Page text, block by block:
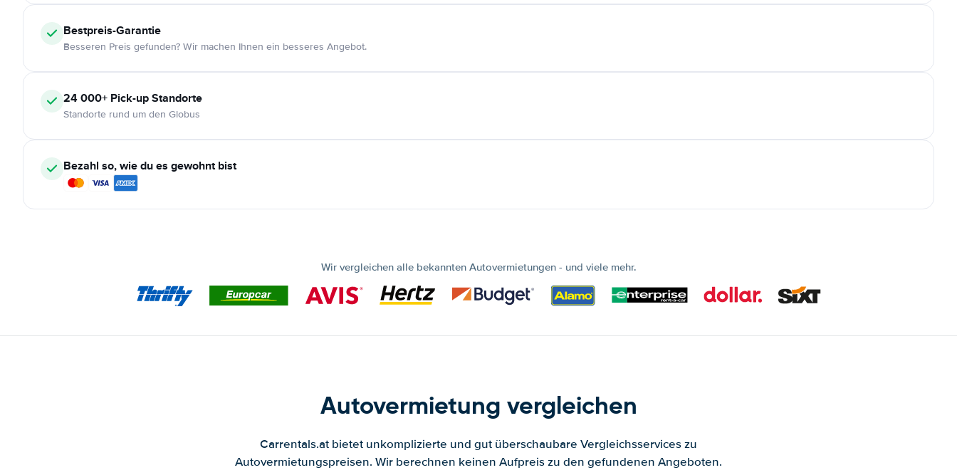
Bestpreis-Garantie
Besseren Preis gefunden? Wir machen Ihnen ein besseres Angebot.
24 000+ Pick-up Standorte
Standorte rund um den Globus
Bezahl so, wie du es gewohnt bist
Wir vergleichen alle bekannten Autovermietungen - und viele mehr.
Autovermietung vergleichen
Carrentals.at bietet unkomplizierte und gut überschaubare Vergleichsservices zu
Autovermietungspreisen. Wir berechnen keinen Aufpreis zu den gefundenen Angeboten.